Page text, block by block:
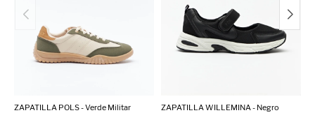
ZAPATILLA POLS - Verde Militar ZAPATILLA WILLEMINA - Negro